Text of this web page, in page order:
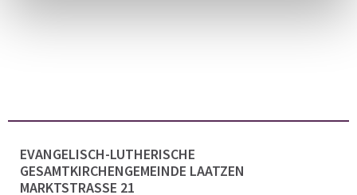
EVANGELISCH-LUTHERISCHE
GESAMTKIRCHENGEMEINDE LAATZEN
MARKTSTRASSE 21